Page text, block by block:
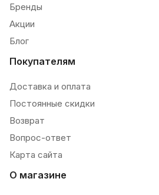
Бренды
Акции
Блог
Покупателям
Доставка и оплата
Постоянные скидки
Возврат
Вопрос-ответ
Карта сайта
О магазине